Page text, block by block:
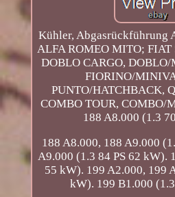
Kühler, Abgasrückführung
ALFA ROMEO MITO;
DOBLO CARGO,
FIORINO/
PUNTO/HATCHBACK,
COMBO TOUR, COMBO/
188 A8.000 (1.3
188 A8.000, 188 A9.000
A9.000 (1.3 84 PS 62 kW).
55 kW). 199 A2.000, 199
kW). 199 B1.000